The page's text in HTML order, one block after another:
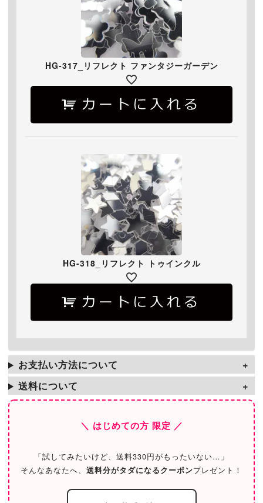
HG-317_リフレクト ファンタジーガーデン
HG-318_リフレクト トゥインクル
お支払い方法について
送料について
＼ はじめての方 限定 ／
「試してみたいけど、送料330円がもったいない…」
そんなあなたへ、 送料分がタダになるクーポンプレゼント！